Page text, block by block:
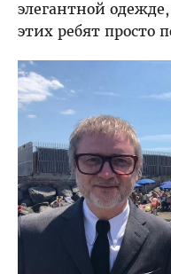
элегантной
этих ребят просто